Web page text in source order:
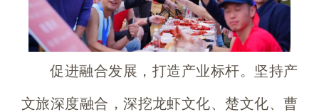
促进融合发展，打造产业标杆。坚持产
文旅深度融合，深挖龙虾文化、楚文化、曹